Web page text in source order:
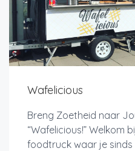
Wafelicious
Breng Zoetheid naar
“Wafelicious!” Welkom
foodtruck waar je sinds